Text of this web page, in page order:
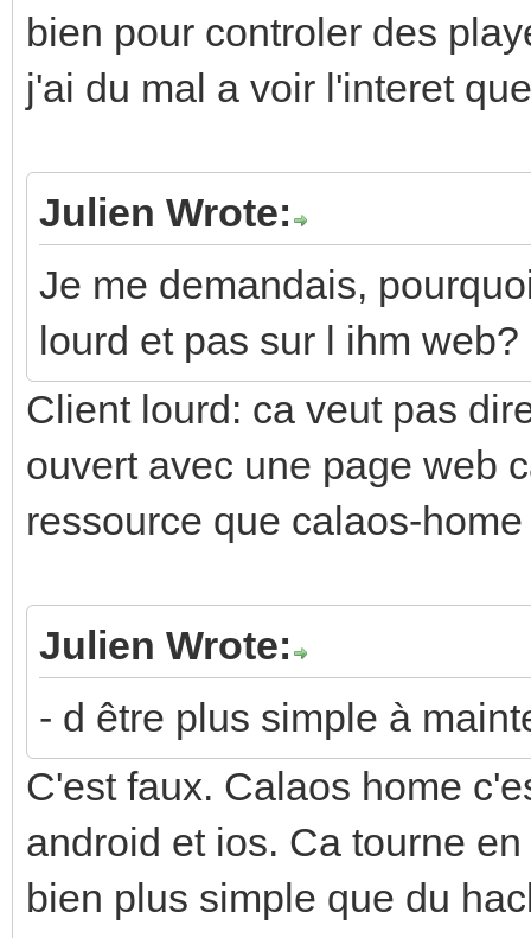
bien pour controler des
j'ai du mal a voir l'interet
Julien Wrote:
Je me demandais,
lourd et pas sur l ihm
Client lourd: ca veut pas
ouvert avec une page web
ressource que calaos-
Julien Wrote:
- d être plus simple à
C'est faux. Calaos home
android et ios. Ca tourne
bien plus simple que du